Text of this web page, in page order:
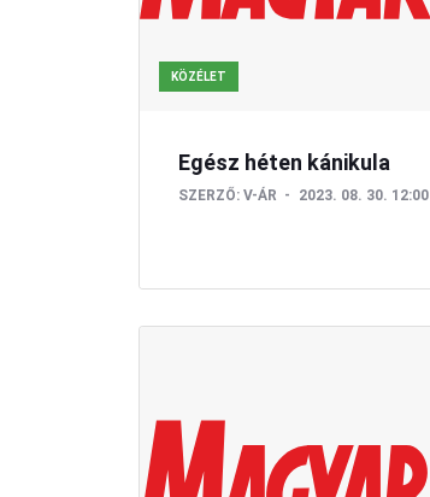
KÖZÉLET
Egész héten kánikula
SZERZŐ: V-ÁR 2023. 08. 30. 12:00